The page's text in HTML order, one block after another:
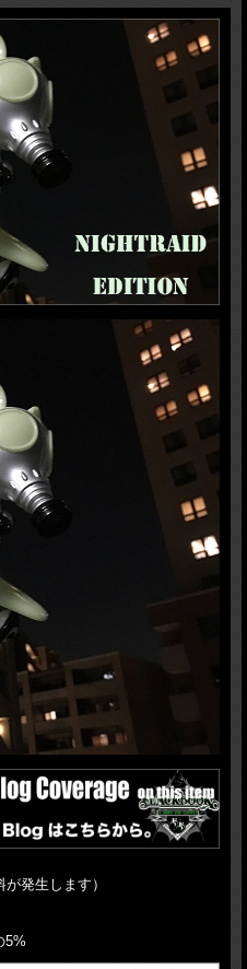
はLittle Chop DesignのKnuckle氏。
DARK！
発生します）
5%